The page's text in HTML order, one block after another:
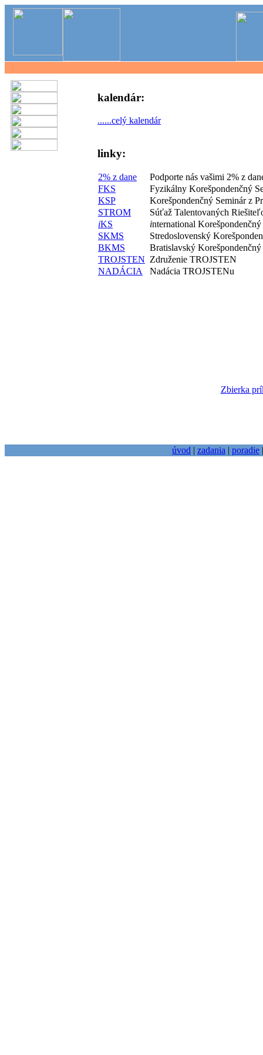
kalendár:
......celý kalendár
linky:
2% z dane
Podporte nás vašimi 2% z
FKS
Fyzikálny Korešpondenčný
KSP
Korešpondenčný Seminár z
STROM
Súťaž Talentovaných
iKS international Korešpondenčný
SKMS
Stredoslovenský
BKMS
Bratislavský
TROJSTEN Združenie TROJSTEN
NADÁCIA
Nadácia TROJSTENu
Zbierka
úvod | zadania | poradie